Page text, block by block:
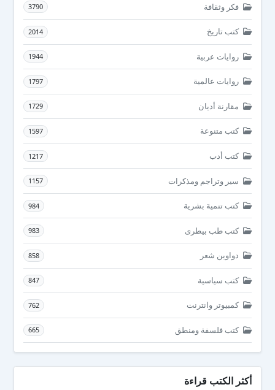
فكر وثقافة 3790
كتب تاريخ 2014
روايات عربية 1944
روايات عالمية 1797
مقارنة أديان 1729
كتب متنوعة 1597
كتب أدب 1217
سير وتراجم ومذكرات 1157
كتب تنمية بشرية 984
كتب طب بيطرى 983
دواوين شعر 858
كتب سياسية 847
كمبيوتر وانترنت 762
كتب فلسفة ومنطق 665
أكثر الكتب قراءة